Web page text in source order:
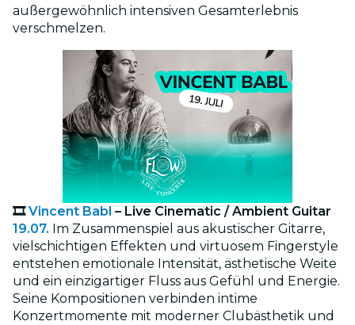
außergewöhnlich intensiven Gesamterlebnis
verschmelzen.
🎞️Vincent Babl – Live Cinematic / Ambient Guitar
19.07. Im Zusammenspiel aus akustischer Gitarre,
vielschichtigen Effekten und virtuosem Fingerstyle
entstehen emotionale Intensität, ästhetische Weite
und ein einzigartiger Fluss aus Gefühl und Energie.
Seine Kompositionen verbinden intime
Konzertmomente mit moderner Clubästhetik und